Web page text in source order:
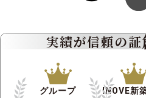
実績が信頼の証
グループ
INOVE新